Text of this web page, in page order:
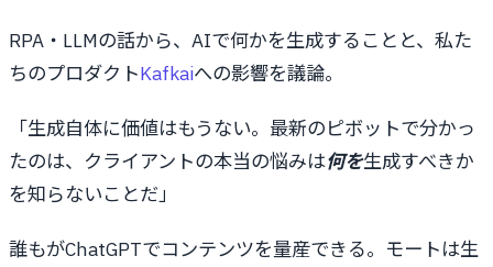
RPA・LLMの話から、AIで何かを生成することと、私た
ちのプロダクトKafkaiへの影響を議論。
「生成自体に価値はもうない。最新のピボットで分かっ
たのは、クライアントの本当の悩みは何を生成すべきか
を知らないことだ」
誰もがChatGPTでコンテンツを量産できる。モートは生